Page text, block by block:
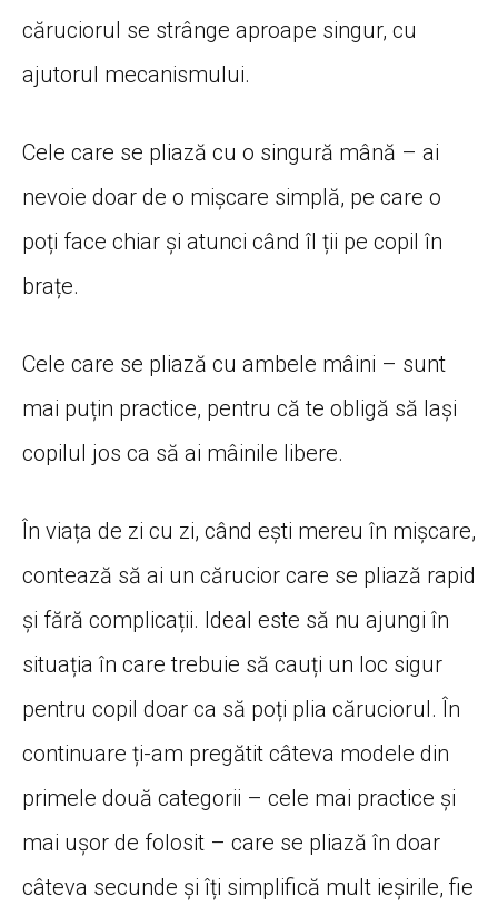
căruciorul se strânge aproape singur, cu
ajutorul mecanismului.
Cele care se pliază cu o singură mână – ai
nevoie doar de o mișcare simplă, pe care o
poți face chiar și atunci când îl ții pe copil în
brațe.
Cele care se pliază cu ambele mâini – sunt
mai puțin practice, pentru că te obligă să lași
copilul jos ca să ai mâinile libere.
În viața de zi cu zi, când ești mereu în mișcare,
contează să ai un cărucior care se pliază rapid
și fără complicații. Ideal este să nu ajungi în
situația în care trebuie să cauți un loc sigur
pentru copil doar ca să poți plia căruciorul. În
continuare ți-am pregătit câteva modele din
primele două categorii – cele mai practice și
mai ușor de folosit – care se pliază în doar
câteva secunde și îți simplifică mult ieșirile, fie